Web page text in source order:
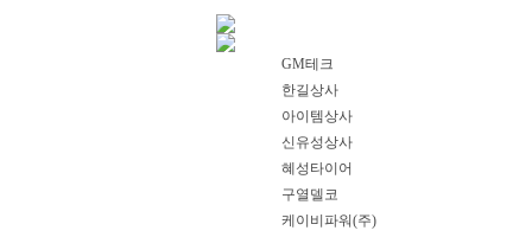
GM테크
한길상사
아이템상사
신유성상사
혜성타이어
구열델코
케이비파워(주)